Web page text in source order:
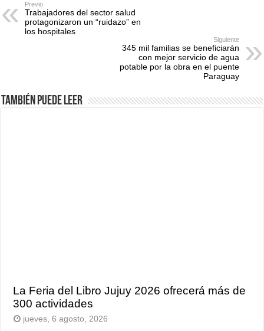
Previo
Trabajadores del sector salud
protagonizaron un “ruidazo” en
los hospitales
Siguiente
345 mil familias se beneficiarán
con mejor servicio de agua
potable por la obra en el puente
Paraguay
También puede leer
La Feria del Libro Jujuy 2026 ofrecerá más de
300 actividades
jueves, 6 agosto, 2026